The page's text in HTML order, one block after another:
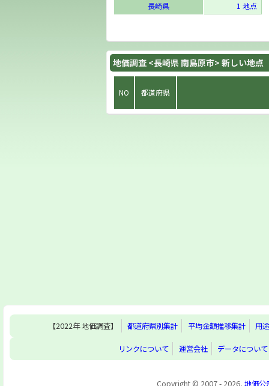
長崎県
1 地点
地価調査 <長崎県 南島原市> 新しい地点
NO 都道府県
【2022年 地価調査】 都道府県別集計 平均金額推移集計 用
リンクについて 運営会社 データについて
Copyright © 2007 - 2026, 地価公